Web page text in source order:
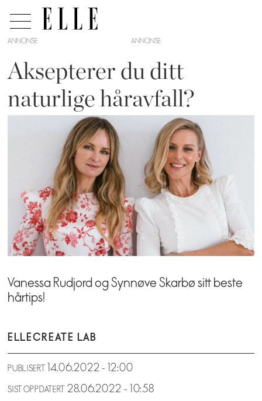
ANNONSE
Aksepterer du ditt
naturlige håravfall?
Vanessa Rudjord og Synnøve Skarbø sitt beste
hårtips!
ELLECREATE LAB
PUBLISERT 14.06.2022 - 12:00
SIST OPPDATERT 28.06.2022 - 10:58